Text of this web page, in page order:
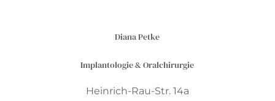
Diana Petke
Implantologie & Oralchirurgie
Heinrich-Rau-Str. 14a